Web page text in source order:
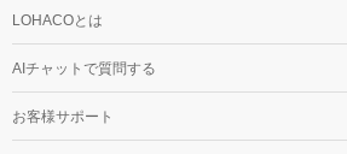
LOHACOとは
AIチャットで質問する
お客様サポート